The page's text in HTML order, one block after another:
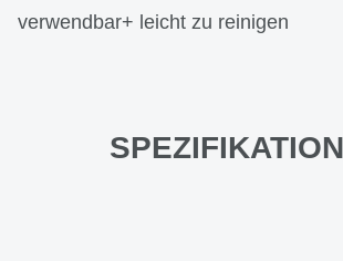
verwendbar+ leicht zu reinigen